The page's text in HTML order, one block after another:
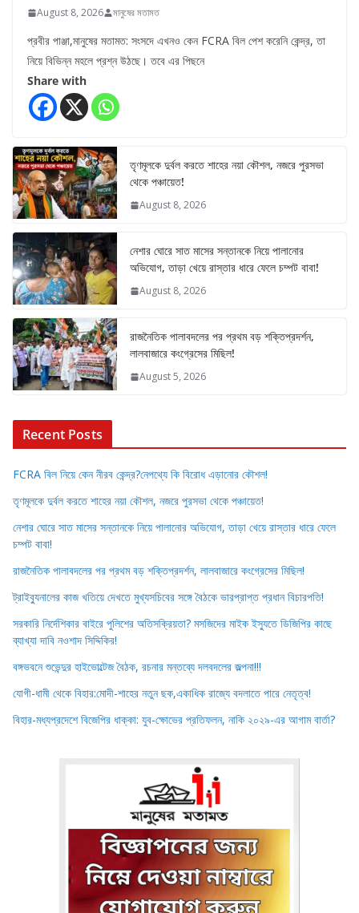
August 8, 2026 মানুষের মতামত
প্রবীর পাঞ্জা,মানুষের মতামত: সংসদে এখনও কেন FCRA বিল পেশ করেনি কেন্দ্র, তা
নিয়ে বিভিন্ন মহলে প্রশ্ন উঠছে। তবে এর পিছনে
Share with
তৃণমূলকে দুর্বল করতে শাহের নয়া কৌশল, নজরে পুরসভা
থেকে পঞ্চায়েত!
August 8, 2026
নেশার ঘোরে সাত মাসের সন্তানকে নিয়ে পালানোর
অভিযোগ, তাড়া খেয়ে রাস্তার ধারে ফেলে চম্পট বাবা!
August 8, 2026
রাজনৈতিক পালাবদলের পর প্রথম বড় শক্তিপ্রদর্শন,
লালবাজারে কংগ্রেসের মিছিল!
August 5, 2026
Recent Posts
FCRA বিল নিয়ে কেন নীরব কেন্দ্র?নেপথ্যে কি বিরোধ এড়ানোর কৌশল!
তৃণমূলকে দুর্বল করতে শাহের নয়া কৌশল, নজরে পুরসভা থেকে পঞ্চায়েত!
নেশার ঘোরে সাত মাসের সন্তানকে নিয়ে পালানোর অভিযোগ, তাড়া খেয়ে রাস্তার ধারে ফেলে
চম্পট বাবা!
রাজনৈতিক পালাবদলের পর প্রথম বড় শক্তিপ্রদর্শন, লালবাজারে কংগ্রেসের মিছিল!
ট্রাইব্যুনালের কাজ খতিয়ে দেখতে মুখ্যসচিবের সঙ্গে বৈঠকে ভারপ্রাপ্ত প্রধান বিচারপতি!
সরকারি নির্দেশিকার বাইরে পুলিশের অতিসক্রিয়তা? মসজিদের মাইক ইস্যুতে ডিজিপির কাছে
ব্যাখ্যা দাবি নওশাদ সিদ্দিকির!
বঙ্গভবনে শুভেন্দুর হাইভোল্টেজ বৈঠক, রচনার মন্তব্যে দলবদলের জল্পনা!!!
যোগী-ধামী থেকে বিহার:মোদী-শাহের নতুন ছক,একাধিক রাজ্যে বদলাতে পারে নেতৃত্ব!
বিহার-মধ্যপ্রদেশে বিজেপির ধাক্কা: যুব-ক্ষোভের প্রতিফলন, নাকি ২০২৯-এর আগাম বার্তা?